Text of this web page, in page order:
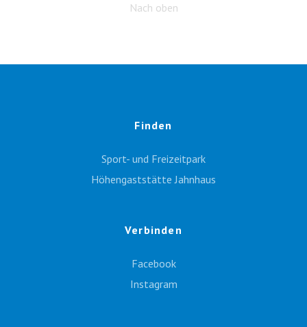
Nach oben
Finden
Sport- und Freizeitpark
Höhengaststätte Jahnhaus
Verbinden
Facebook
Instagram